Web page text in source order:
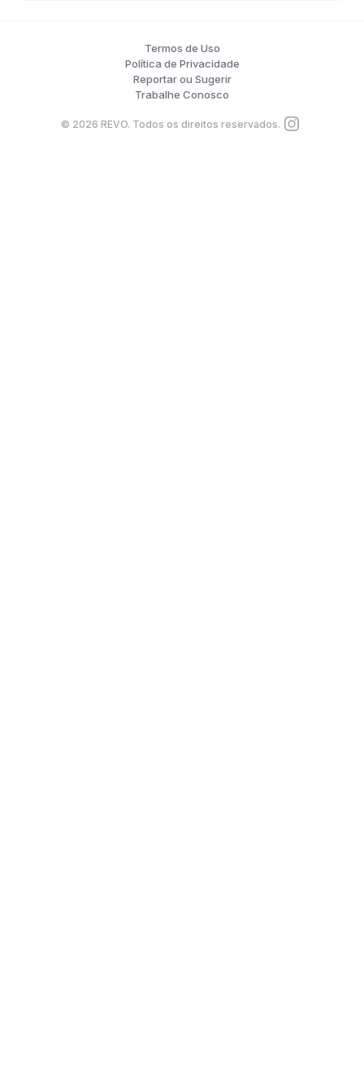
Termos de Uso
Política de Privacidade
Reportar ou Sugerir
Trabalhe Conosco
© 2026 REVO. Todos os direitos reservados.